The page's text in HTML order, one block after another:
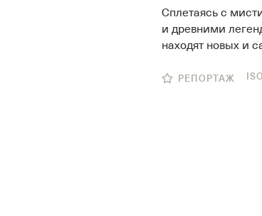
Сплетаясь с
и древними
находят новых и
РЕПОРТАЖ